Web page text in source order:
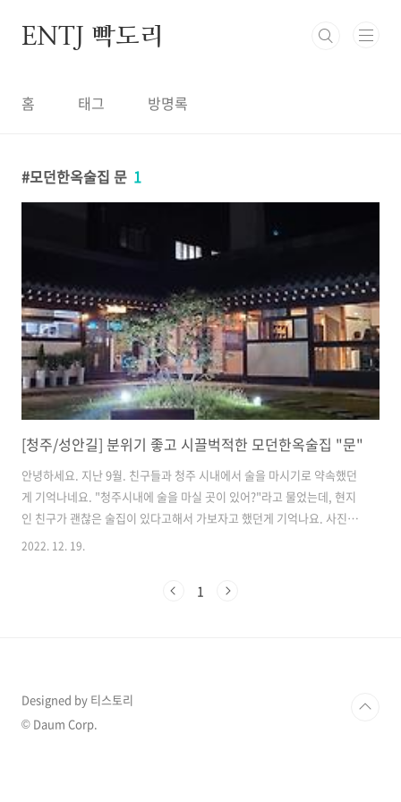
ENTJ 빡도리
홈 태그 방명록
모던한옥술집 문 1
[청주/성안길] 분위기 좋고 시끌벅적한 모던한옥술집 "문"
안녕하세요. 지난 9월. 친구들과 청주 시내에서 술을 마시기로 약속했던
게 기억나네요. "청주시내에 술을 마실 곳이 있어?"라고 물었는데, 현지
인 친구가 괜찮은 술집이 있다고해서 가보자고 했던게 기억나요. 사진은
적지만, 적당한 회상으로 리뷰해보고자 이렇게 끄적여봅니다. "청주시내
사직대로361번길 80 북문로2가 137-4 매일 17:30 - 새벽 02:00 청주시
2022. 12. 19.
1
Designed by 티스토리
© Daum Corp.